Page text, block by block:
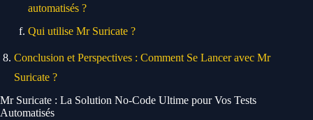
automatisés ?
Qui utilise Mr Suricate ?
Conclusion et Perspectives : Comment Se Lancer avec Mr
Suricate ?
Mr Suricate : La Solution No-Code Ultime pour Vos Tests
Automatisés